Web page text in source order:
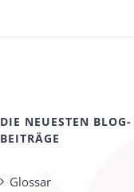
DIE NEUESTEN BLOG-
BEITRÄGE
Glossar